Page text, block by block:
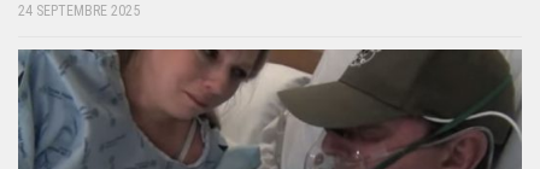
24 SEPTEMBRE 2025